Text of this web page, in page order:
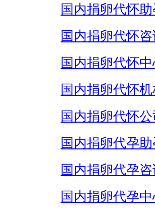
国内捐卵代怀助
国内捐卵代怀咨
国内捐卵代怀
国内捐卵代怀机
国内捐卵代怀公
国内捐卵代孕助
国内捐卵代孕咨
国内捐卵代孕